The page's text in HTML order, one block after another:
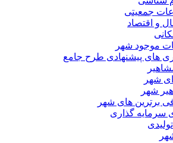
جمعیتی
و اقتصاد
موجود شهر
های پیشنهادی طرح جامع
شهر
شهر
برترین های شهر
گذاری